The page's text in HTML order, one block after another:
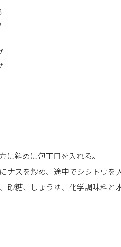
に斜めに包丁目を入れる。
ナスを炒め、途中でシシトウを
砂糖、しょうゆ、化学調味料